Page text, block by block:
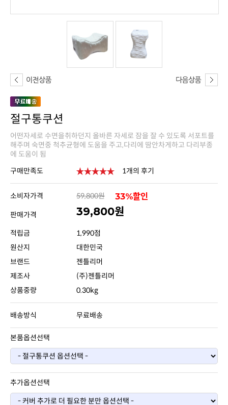
절구통쿠션
에 도움이 됨
구매만족도
1개의 후기
소비자가격 59,800원 33%할인
판매가격 39,800원
적립금
1,990점
원산지
대한민국
브랜드
젠틀리머
제조사
(주)젠틀리머
상품중량
0.30kg
배송방식 무료배송
본품옵션선택
추가옵션선택